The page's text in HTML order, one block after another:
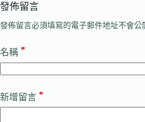
發佈留言
發佈留言必須填寫的電子郵件地址不會公
名稱 *
新增留言 *